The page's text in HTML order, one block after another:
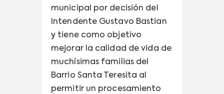
municipal por decisión del
Intendente Gustavo Bastian
y tiene como objetivo
mejorar la calidad de vida de
muchísimas familias del
Barrio Santa Teresita al
permitir un procesamiento